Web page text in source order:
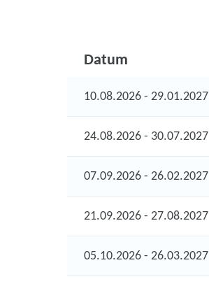
Datum
10.08.2026 - 29.01.2027
24.08.2026 - 30.07.2027
07.09.2026 - 26.02.2027
21.09.2026 - 27.08.2027
05.10.2026 - 26.03.2027